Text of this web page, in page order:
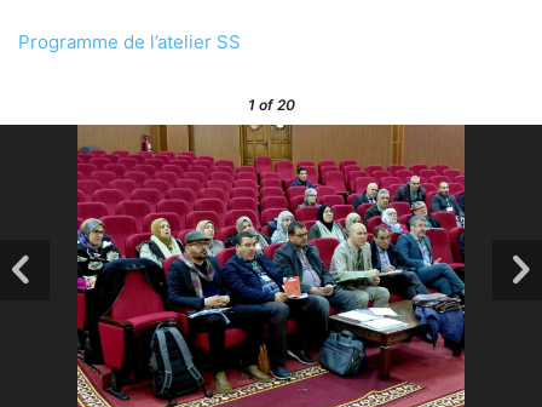
Programme de l’atelier SS
1of 20